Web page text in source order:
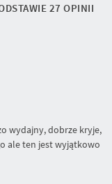
27 OPINII
wydajny, dobrze kryje,
ale ten jest wyjątkowo